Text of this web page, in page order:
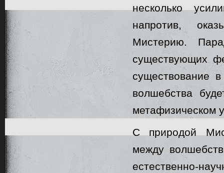
несколько
напротив,
Мистерию.
существующих
существование
волшебства
метафизическом
С природой
между
естественно-